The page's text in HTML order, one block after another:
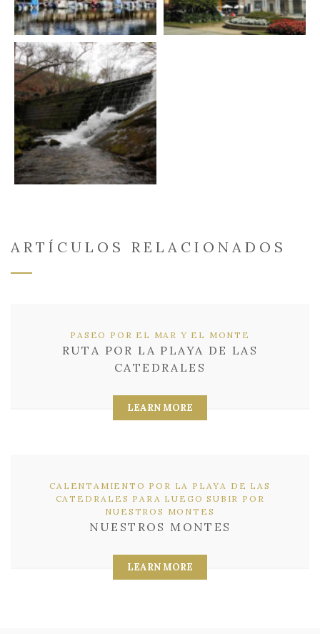
ARTÍCULOS RELACIONADOS
PASEO POR EL MAR Y EL MONTE
RUTA POR LA PLAYA DE LAS
CATEDRALES
LEARN MORE
CALENTAMIENTO POR LA PLAYA DE LAS
CATEDRALES PARA LUEGO SUBIR POR
NUESTROS MONTES
NUESTROS MONTES
LEARN MORE